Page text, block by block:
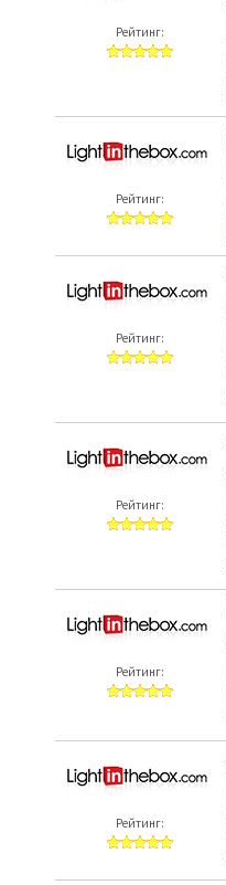
Рейтинг:
Рейтинг:
Рейтинг:
Рейтинг:
Рейтинг:
Рейтинг: